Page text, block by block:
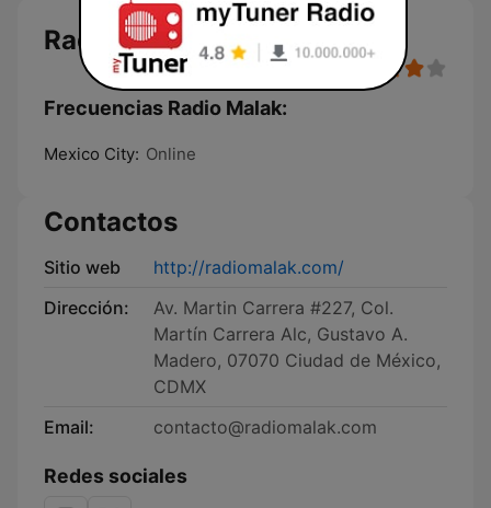
Radio Malak en vivo
Frecuencias Radio Malak:
Mexico City: Online
Contactos
Sitio web
http://radiomalak.com/
Dirección:
Av. Martin Carrera #227, Col.
Martín Carrera Alc, Gustavo A.
Madero, 07070 Ciudad de México,
CDMX
Email:
contacto@radiomalak.com
Redes sociales